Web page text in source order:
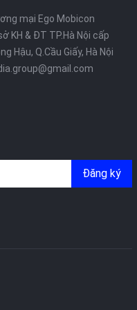
mại Ego Mobicon
KH & ĐT TP.Hà Nội cấp
Hậu, Q.Cầu Giấy, Hà Nội
Đăng ký